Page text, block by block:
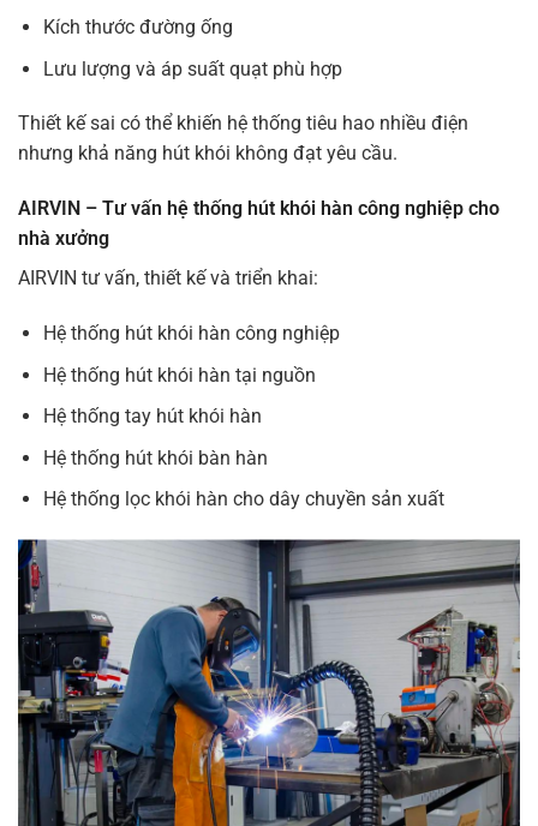
Kích thước đường ống
Lưu lượng và áp suất quạt phù hợp
Thiết kế sai có thể khiến hệ thống tiêu hao nhiều điện
nhưng khả năng hút khói không đạt yêu cầu.
AIRVIN – Tư vấn hệ thống hút khói hàn công nghiệp cho
nhà xưởng
AIRVIN tư vấn, thiết kế và triển khai:
Hệ thống hút khói hàn công nghiệp
Hệ thống hút khói hàn tại nguồn
Hệ thống tay hút khói hàn
Hệ thống hút khói bàn hàn
Hệ thống lọc khói hàn cho dây chuyền sản xuất